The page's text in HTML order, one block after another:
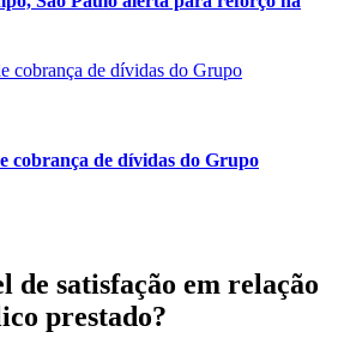
cobrança de dívidas do Grupo
de satisfação em relação
prestado?